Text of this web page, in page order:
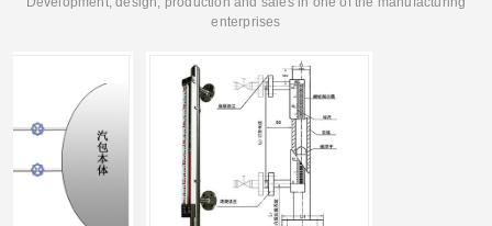
enterprises